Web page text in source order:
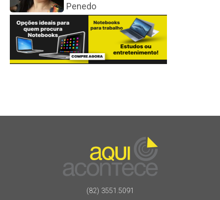
Penedo
(82) 3551.5091